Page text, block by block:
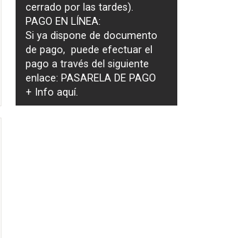
cerrado por las tardes).
PAGO EN LÍNEA:
Si ya dispone de documento
de pago, puede efectuar el
pago a través del siguiente
enlace: PASARELA DE PAGO
+ Infoaquí.